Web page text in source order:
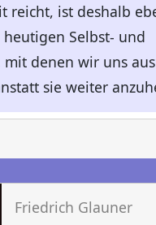
reicht, ist deshalb
Selbst- und
denen wir uns
sie weiter
Friedrich Glauner